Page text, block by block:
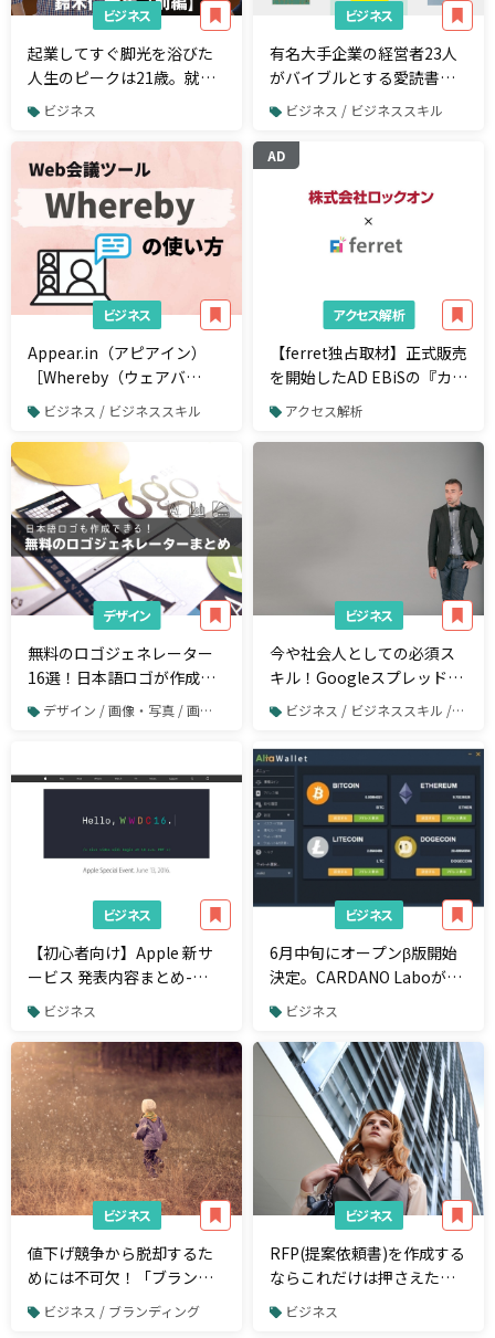
ビジネス
起業してすぐ脚光を浴びた
人生のピークは21歳。就労
ビザ通らず、事業立ち上げ
士氏【前編】
ビジネス
ビジネス
有名大手企業の経営者23人
がバイブルとする愛読書ま
とめビジネス / ビジネススキル
ビジネス
Appear.in（アピアイン）
［Whereby（ウェアバ
イ）］とは？無料Web会議
ツールの使い方と便利機能
ビジネス / ビジネススキル
AD
アクセス解析
【ferret独占取材】正式販売
を開始したAD EBiSの『カス
タマージャーニー分析』 次
アクセス解析
デザイン
無料のロゴジェネレーター
16選！日本語ロゴが作成で
きるフリーツールも
デザイン / 画像・写真 / 画像や写真の加工・編集
ビジネス
今や社会人としての必須ス
キル！Googleスプレッドシ
ートを使いこなすためのシ
ョートカット・裏ワザまと
め
ビジネス / ビジネススキル / Excel
ビジネス
【初心者向け】Apple 新サ
ービス 発表内容まとめ-
WWDC 2016-（Watch
情報追加）
ビジネス
ビジネス
6月中旬にオープンβ版開始
決定。CARDANO Laboが開
発する、ビットコインやイ
通貨に対応したライト版HD
ウォレット「Alta Wallet」
ビジネス
ビジネス
値下げ競争から脱却するた
めには不可欠！「ブランデ
ィング」の基本と重要性を
解説
ビジネス / ブランディング
ビジネス
RFP(提案依頼書)を作成する
ならこれだけは押さえた
い！最低限知っておくべき
ポイント4選
ビジネス